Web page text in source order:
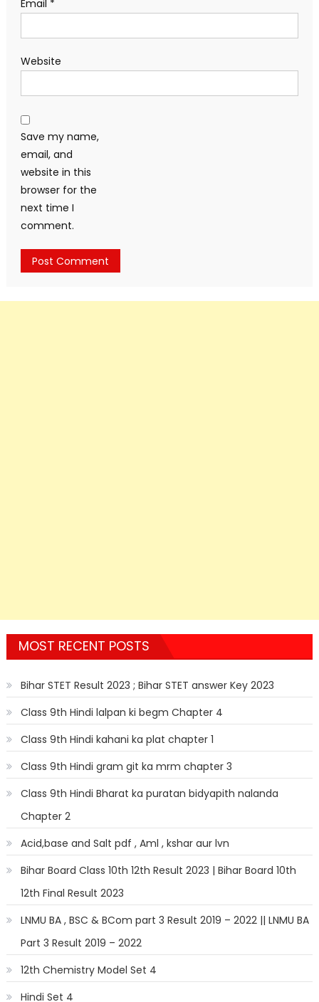
Email *
Website
Save my name,
email, and
website in this
browser for the
next time I
comment.
MOST RECENT POSTS
Bihar STET Result 2023 ; Bihar STET answer Key 2023
Class 9th Hindi lalpan ki begm Chapter 4
Class 9th Hindi kahani ka plat chapter 1
Class 9th Hindi gram git ka mrm chapter 3
Class 9th Hindi Bharat ka puratan bidyapith nalanda
Chapter 2
Acid,base and Salt pdf , Aml , kshar aur lvn
Bihar Board Class 10th 12th Result 2023 | Bihar Board 10th
12th Final Result 2023
LNMU BA , BSC & BCom part 3 Result 2019 – 2022 || LNMU BA
Part 3 Result 2019 – 2022
12th Chemistry Model Set 4
Hindi Set 4